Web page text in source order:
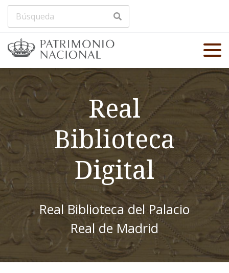
Real
Biblioteca
Digital
Real Biblioteca del Palacio
Real de Madrid